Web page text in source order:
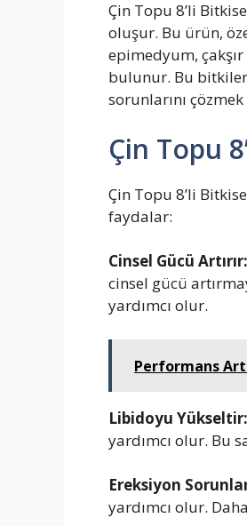
Çin Topu 8’li
oluşur. Bu ürün,
epimedyum,
bulunur. Bu
sorunlarını
Çin Topu
Çin Topu 8’li
faydalar:
Cinsel Gücü Artırır:
cinsel gücü
yardımcı olur.
Performans
Libidoyu Yükseltir:
yardımcı olur. Bu
Ereksiyon
yardımcı olur.